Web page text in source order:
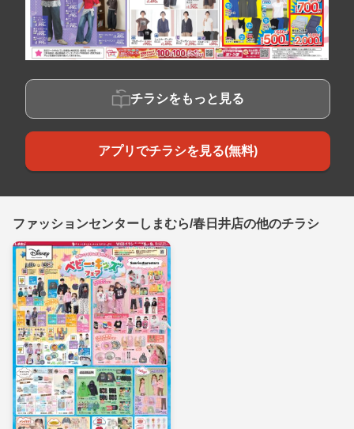
チラシをもっと見る
アプリでチラシを見る(無料)
ファッションセンターしまむら/春日井店の他のチラシ